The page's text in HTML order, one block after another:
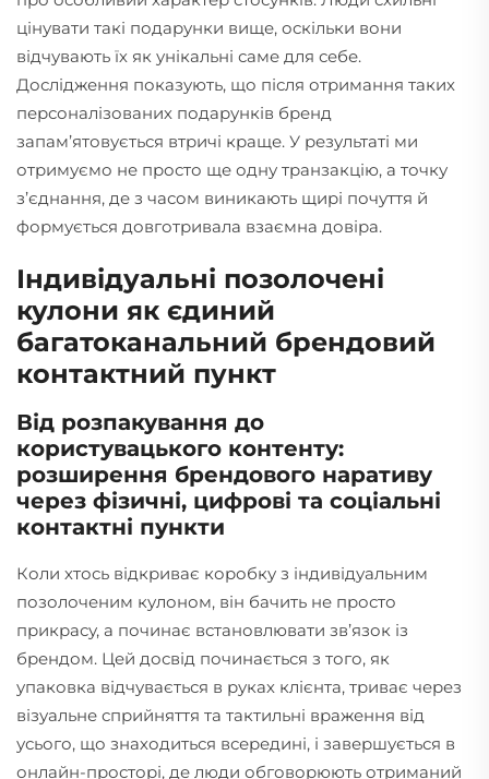
цінувати такі подарунки вище, оскільки вони
відчувають їх як унікальні саме для себе.
Дослідження показують, що після отримання таких
персоналізованих подарунків бренд
запам’ятовується втричі краще. У результаті ми
отримуємо не просто ще одну транзакцію, а точку
з’єднання, де з часом виникають щирі почуття й
формується довготривала взаємна довіра.
Індивідуальні позолочені
кулони як єдиний
багатоканальний брендовий
контактний пункт
Від розпакування до
користувацького контенту:
розширення брендового наративу
через фізичні, цифрові та соціальні
контактні пункти
Коли хтось відкриває коробку з індивідуальним
позолоченим кулоном, він бачить не просто
прикрасу, а починає встановлювати зв’язок із
брендом. Цей досвід починається з того, як
упаковка відчувається в руках клієнта, триває через
візуальне сприйняття та тактильні враження від
усього, що знаходиться всередині, і завершується в
онлайн-просторі, де люди обговорюють отриманий